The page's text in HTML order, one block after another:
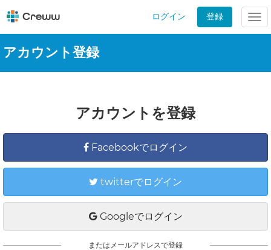
ログイン 登録
アカウント登録
アカウントを登録
Facebookでログイン
twitterでログイン
Googleでログイン
またはメールアドレスで登録